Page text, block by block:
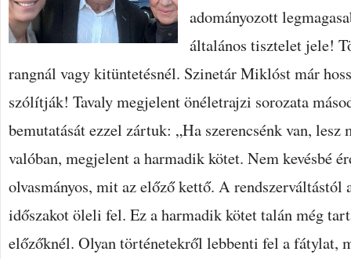
adományozott
általános tisztelet jele!
rangnál vagy kitüntetésnél. Szinetár Miklóst már
szólítják! Tavaly megjelent önéletrajzi sorozata
bemutatását ezzel zártuk: „Ha szerencsénk van, lesz
valóban, megjelent a harmadik kötet. Nem kevésbé
olvasmányos, mit az előző kettő. A
időszakot öleli fel. Ez a harmadik kötet talán még
előzőknél. Olyan történetekről lebbenti fel a fátylat,